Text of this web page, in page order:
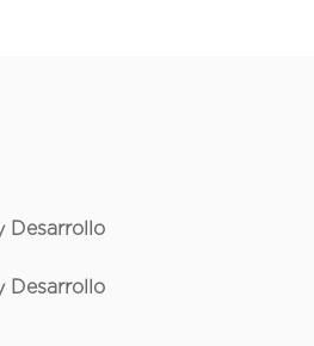
Desarrollo
Desarrollo